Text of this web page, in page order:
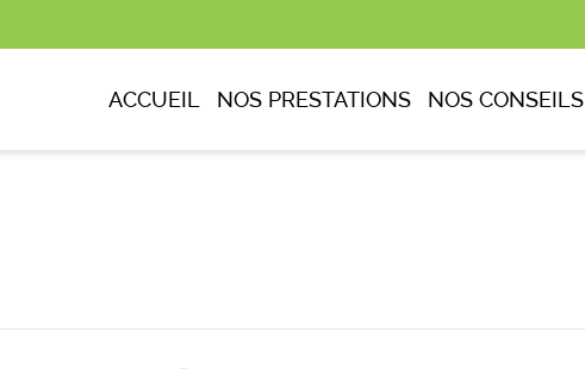
ACCUEIL NOS PRESTATIONS NOS CONSEILS